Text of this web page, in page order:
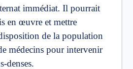
immédiat. Il pourrait
en œuvre et mettre
de la population
médecins pour intervenir
denses.